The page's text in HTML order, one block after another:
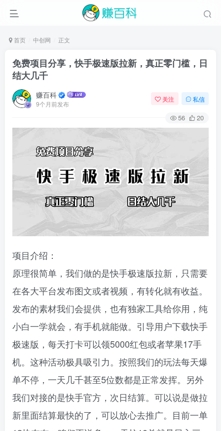
首页 中创网 正文
免费项目分享，快手极速版拉新，真正零门槛，日
结大几千
赚百科
9个月前发布
关注 私信
56 20
项目介绍：
原理很简单，我们做的是快手极速版拉新，只需要
在各大平台发布图文或者视频，有转化就有收益。
发布的素材我们会提供，也有独家工具给你用，纯
小白一学就会，有手机就能做。引导用户下载快手
极速版，每天打卡可以领5000红包或者苹果17手
机。这种活动极具吸引力。按照我们的玩法每天爆
单不停，一天几千甚至5位数都是正常发挥。另外
我们对接的是快手官方，次日结算。可以说是做拉
新里面结算最快的了，可以放心去推广。目前一单